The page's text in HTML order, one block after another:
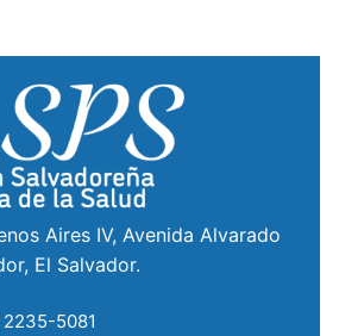
Aires IV, Avenida Alvarado
El Salvador.
5081